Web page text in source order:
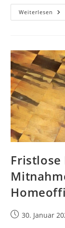
Weiterlesen
Fristlose
30. Januar